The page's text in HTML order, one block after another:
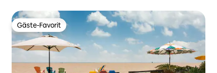
Gäste-Favorit
Gäste-Favorit